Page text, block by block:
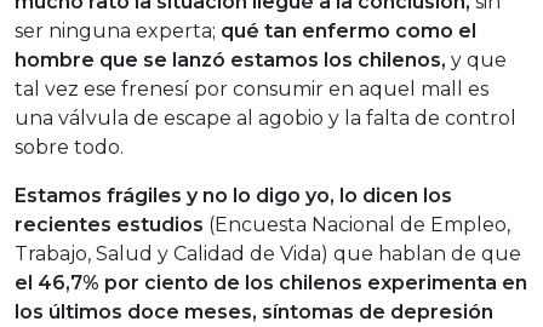
ser ninguna experta; qué tan enfermo como el
hombre que se lanzó estamos los chilenos, y que
tal vez ese frenesí por consumir en aquel mall es
una válvula de escape al agobio y la falta de control
sobre todo.
Estamos frágiles y no lo digo yo, lo dicen los
recientes estudios (Encuesta Nacional de Empleo,
Trabajo, Salud y Calidad de Vida) que hablan de que
el 46,7% por ciento de los chilenos experimenta en
los últimos doce meses, síntomas de depresión